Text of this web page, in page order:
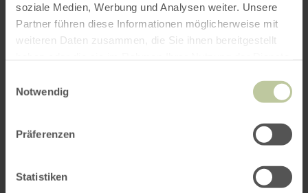
soziale Medien, Werbung und Analysen weiter. Unsere
Partner führen diese Informationen möglicherweise mit
weiteren Daten zusammen, die Sie ihnen bereitgestellt
Notwendig
Präferenzen
Statistiken